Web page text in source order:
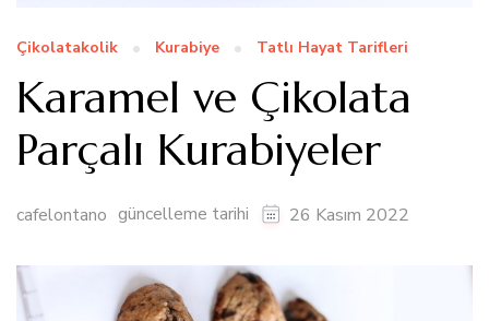
Çikolatakolik Kurabiye Tatlı Hayat Tarifleri
Karamel ve Çikolata
Parçalı Kurabiyeler
cafelontano güncelleme tarihi 26 Kasım 2022